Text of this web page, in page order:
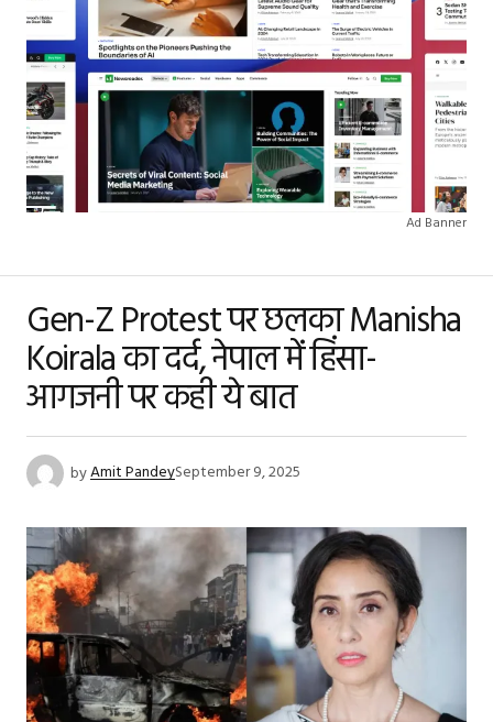
Ad Banner
Gen-Z Protest पर छलका Manisha
Koirala का दर्द, नेपाल में हिंसा-
आगजनी पर कही ये बात
byAmit PandeySeptember 9, 2025